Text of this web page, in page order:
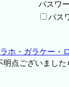
パスワ
パス
ホ・ガラケー・
点ございました